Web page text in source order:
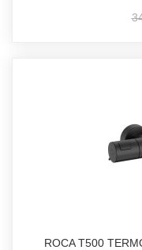
ROCA T500